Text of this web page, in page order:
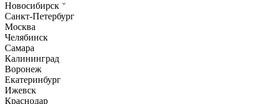
Новосибирск
Санкт-Петербург
Москва
Челябинск
Самара
Калининград
Воронеж
Екатеринбург
Ижевск
Краснодар